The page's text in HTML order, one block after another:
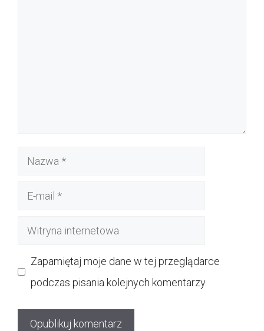
Nazwa
Witryna
Zapamiętaj moje dane w tej przeglądarce
podczas pisania kolejnych komentarzy.